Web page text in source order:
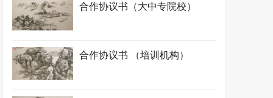
合作协议书（大中专院校）
合作协议书 （培训机构）